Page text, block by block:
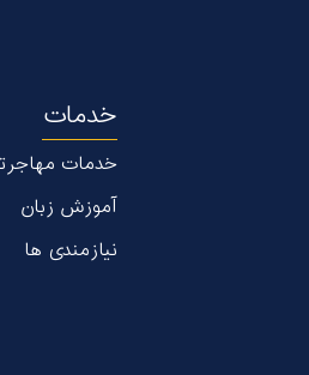
خدمات
خدمات
آموزش زبان
نیازمندی ها